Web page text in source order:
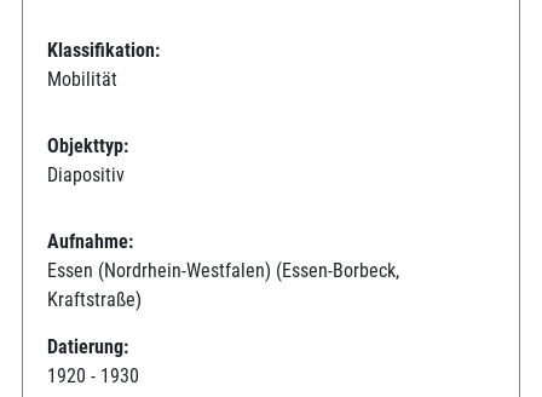
Klassifikation:
Mobilität
Objekttyp:
Diapositiv
Aufnahme:
Essen (Nordrhein-Westfalen) (Essen-Borbeck,
Kraftstraße)
Datierung:
1920 - 1930